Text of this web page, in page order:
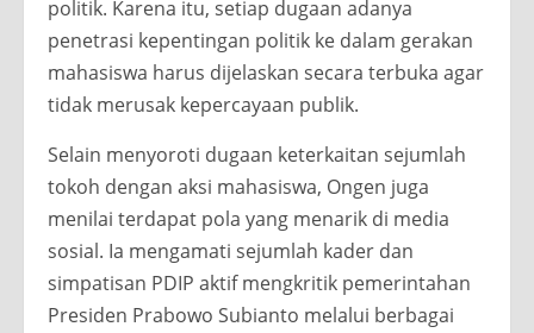
politik. Karena itu, setiap dugaan adanya
penetrasi kepentingan politik ke dalam gerakan
mahasiswa harus dijelaskan secara terbuka agar
tidak merusak kepercayaan publik.
Selain menyoroti dugaan keterkaitan sejumlah
tokoh dengan aksi mahasiswa, Ongen juga
menilai terdapat pola yang menarik di media
sosial. Ia mengamati sejumlah kader dan
simpatisan PDIP aktif mengkritik pemerintahan
Presiden Prabowo Subianto melalui berbagai